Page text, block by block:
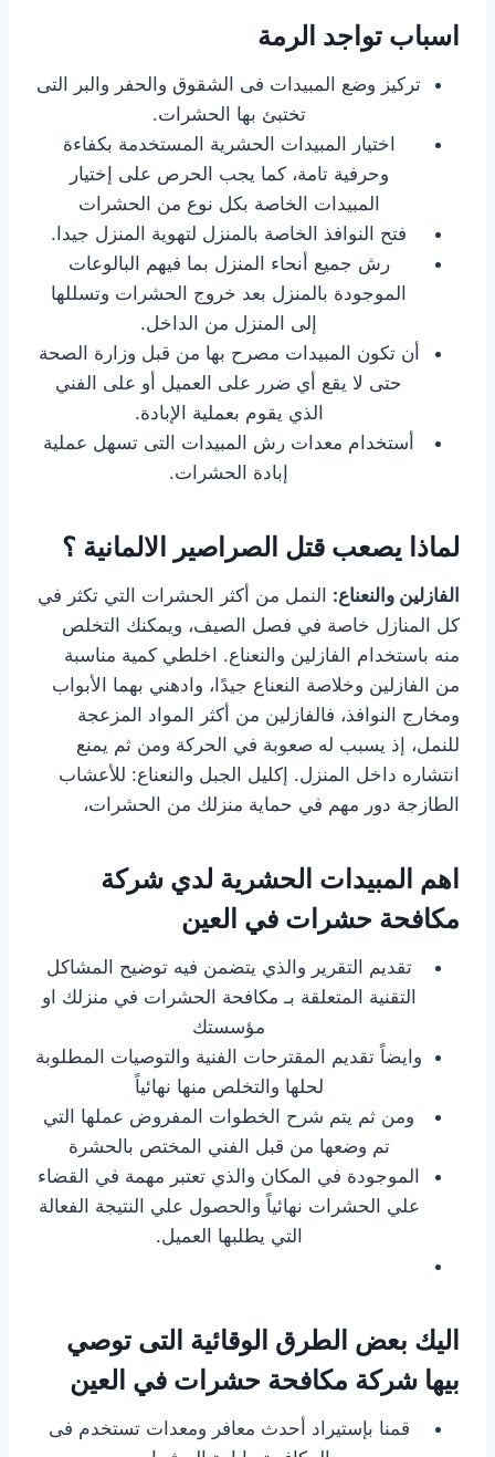
اسباب تواجد الرمة
تركيز وضع المبيدات فى الشقوق والحفر والبر التى
تختبئ بها الحشرات.
اختيار المبيدات الحشرية المستخدمة بكفاءة
وحرفية تامة، كما يجب الحرص على إختيار
المبيدات الخاصة بكل نوع من الحشرات
فتح النوافذ الخاصة بالمنزل لتهوية المنزل جيدا.
رش جميع أنحاء المنزل بما فيهم البالوعات
الموجودة بالمنزل بعد خروج الحشرات وتسللها
إلى المنزل من الداخل.
أن تكون المبيدات مصرح بها من قبل وزارة الصحة
حتى لا يقع أي ضرر على العميل أو على الفني
الذي يقوم بعملية الإبادة.
أستخدام معدات رش المبيدات التى تسهل عملية
إبادة الحشرات.
لماذا يصعب قتل الصراصير الالمانية ؟
الفازلين والنعناع: النمل من أكثر الحشرات التي تكثر في
كل المنازل خاصة في فصل الصيف، ويمكنك التخلص
منه باستخدام الفازلين والنعناع. اخلطي كمية مناسبة
من الفازلين وخلاصة النعناع جيدًا، وادهني بهما الأبواب
ومخارج النوافذ، فالفازلين من أكثر المواد المزعجة
للنمل، إذ يسبب له صعوبة في الحركة ومن ثم يمنع
انتشاره داخل المنزل. إكليل الجبل والنعناع: للأعشاب
الطازجة دور مهم في حماية منزلك من الحشرات،
اهم المبيدات الحشرية لدي شركة
مكافحة حشرات في العين
تقديم التقرير والذي يتضمن فيه توضيح المشاكل
التقنية المتعلقة بـ مكافحة الحشرات في منزلك او
مؤسستك
وايضاً تقديم المقترحات الفنية والتوصيات المطلوبة
لحلها والتخلص منها نهائياً
ومن ثم يتم شرح الخطوات المفروض عملها التي
تم وضعها من قبل الفني المختص بالحشرة
الموجودة في المكان والذي تعتبر مهمة في القضاء
علي الحشرات نهائياً والحصول علي النتيجة الفعالة
التي يطلبها العميل.
اليك بعض الطرق الوقائية التى توصي
بيها شركة مكافحة حشرات في العين
قمنا بإستيراد أحدث معافر ومعدات تستخدم فى